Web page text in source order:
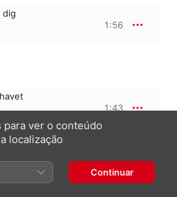
dig
1:56
1:43
para ver o conteúdo
localização
Continuar